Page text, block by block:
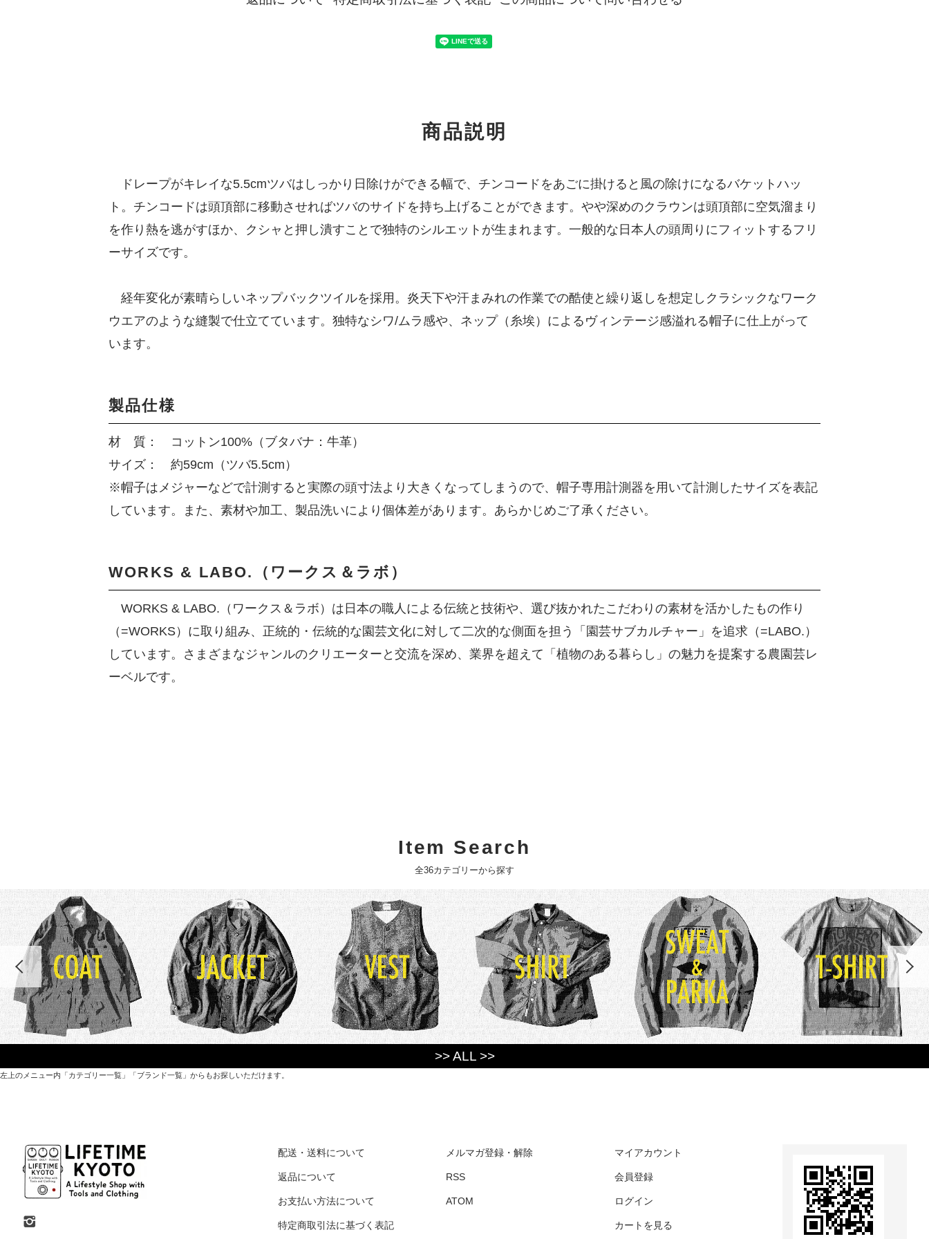
商品説明
ドレープがキレイな5.5cmツバはしっかり日除けができる幅で、チンコードをあごに掛けると風の除けになるバケットハッ
ト。チンコードは頭頂部に移動させればツバのサイドを持ち上げることができます。やや深めのクラウンは頭頂部に空気溜まり
を作り熱を逃がすほか、クシャと押し潰すことで独特のシルエットが生まれます。一般的な日本人の頭周りにフィットするフリ
ーサイズです。
経年変化が素晴らしいネップバックツイルを採用。炎天下や汗まみれの作業での酷使と繰り返しを想定しクラシックなワーク
ウエアのような縫製で仕立てています。独特なシワ/ムラ感や、ネップ（糸埃）によるヴィンテージ感溢れる帽子に仕上がって
います。
製品仕様
材 質： コットン100%（ブタバナ：牛革）
サイズ： 約59cm（ツバ5.5cm）
※帽子はメジャーなどで計測すると実際の頭寸法より大きくなってしまうので、帽子専用計測器を用いて計測したサイズを表記
しています。また、素材や加工、製品洗いにより個体差があります。あらかじめご了承ください。
WORKS & LABO.（ワークス＆ラボ）
WORKS & LABO.（ワークス＆ラボ）は日本の職人による伝統と技術や、選び抜かれたこだわりの素材を活かしたもの作り
（=WORKS）に取り組み、正統的・伝統的な園芸文化に対して二次的な側面を担う「園芸サブカルチャー」を追求（=LABO.）
しています。さまざまなジャンルのクリエーターと交流を深め、業界を超えて「植物のある暮らし」の魅力を提案する農園芸レ
ーベルです。
Item Search
全36カテゴリーから探す
>> ALL >>
左上のメニュー内「カテゴリー一覧」「ブランド一覧」からもお探しいただけます。
オリジナルを含むファッションアイテムが中心の
京都・紫野にあるライフスタイルショップです。
京都府京都市北区紫野上築山町21（1階と2階）
配送・送料について
返品について
お支払い方法について
特定商取引法に基づく表記
メルマガ登録・解除
RSS
ATOM
マイアカウント
会員登録
ログイン
カートを見る